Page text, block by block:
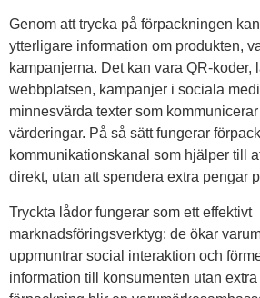
Genom att trycka på förpackningen
ytterligare information om produkten,
kampanjerna. Det kan vara QR-koder,
webbplatsen, kampanjer i sociala
minnesvärda texter som
värderingar. På så sätt fungerar
kommunikationskanal som hjälper till
direkt, utan att spendera extra pengar
Tryckta lådor fungerar som ett effektivt
marknadsföringsverktyg: de ökar
uppmuntrar social interaktion och
information till konsumenten utan